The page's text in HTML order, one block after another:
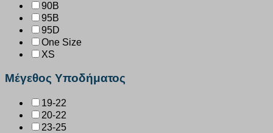
90B
95B
95D
One Size
XS
Μέγεθος Υποδήματος
19-22
20-22
23-25